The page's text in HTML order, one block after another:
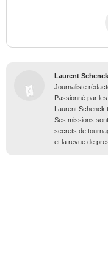
Laurent Schenck
Journaliste
Passionné par
Laurent Schenck
Ses missions
secrets de
et la revue de